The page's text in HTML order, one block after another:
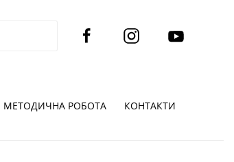
МЕТОДИЧНА РОБОТА КОНТАКТИ